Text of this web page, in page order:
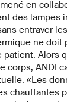
en
des lampes
entraver
ne
Alors
corps, ANDI
«Les
chauffantes